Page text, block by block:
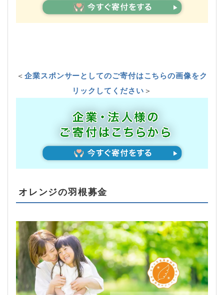
＜企業スポンサーとしてのご寄付はこちらの画像をク
リックしてください＞
オレンジの羽根募金